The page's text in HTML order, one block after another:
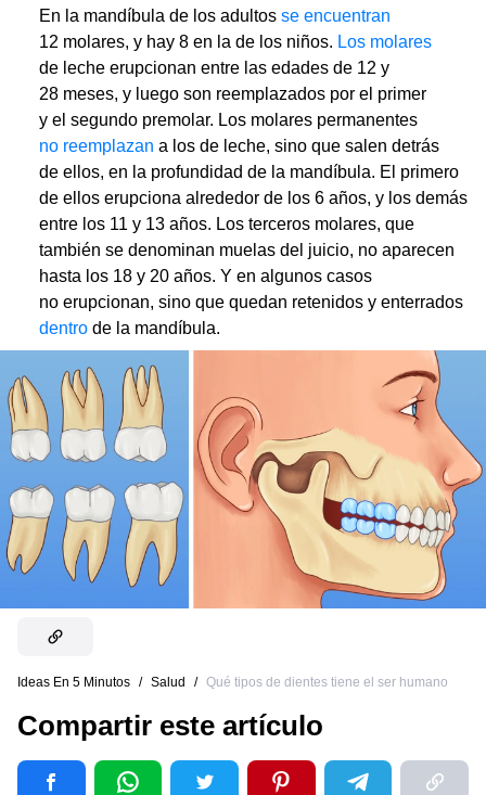
En la mandíbula de los adultos se encuentran
12 molares, y hay 8 en la de los niños. Los molares
de leche erupcionan entre las edades de 12 y
28 meses, y luego son reemplazados por el primer
y el segundo premolar. Los molares permanentes
no reemplazan a los de leche, sino que salen detrás
de ellos, en la profundidad de la mandíbula. El primero
de ellos erupciona alrededor de los 6 años, y los demás
entre los 11 y 13 años. Los terceros molares, que
también se denominan muelas del juicio, no aparecen
hasta los 18 y 20 años. Y en algunos casos
no erupcionan, sino que quedan retenidos y enterrados
dentro de la mandíbula.
Ideas En 5 Minutos / Salud / Qué tipos de dientes tiene el ser humano
Compartir este artículo